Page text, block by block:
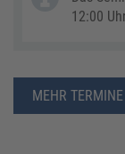
12:00
MEHR